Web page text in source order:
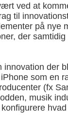
ved at
til
på nye
der
innovation der
som en
(fx
musik